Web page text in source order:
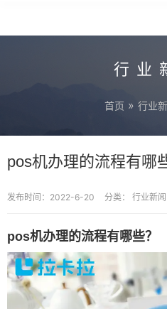
行业
首页 » 行业
pos机办理的流程有哪
发布时间：2022-6-20 分类： 行业新闻
pos机办理的流程有哪些？